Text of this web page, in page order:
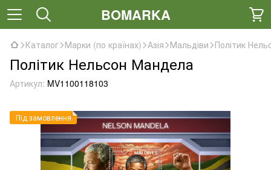
BOMARKA
Каталог Марки (по країнах) Азія Мальдіви Політик
Політик Нельсон Мандела
Артикул: MV1100118103
Під замовлення